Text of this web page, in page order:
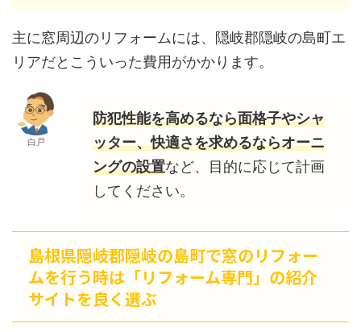
主に窓周辺のリフォームには、隠岐郡隠岐の島町エ
リアだとこういった費用がかかります。
白戸
防犯性能を高めるなら面格子やシャ
ッター、快適さを求めるならオーニ
ングの設置など、目的に応じて計画
してください。
島根県隠岐郡隠岐の島町で窓のリフォー
ムを行う時は「リフォーム専門」の紹介
サイトを良く選ぶ